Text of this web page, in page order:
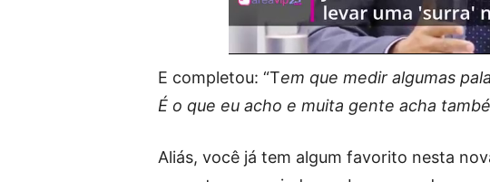
E completou: “Tem que medir algumas
É o que eu acho e muita gente acha
Aliás, você já tem algum favorito nesta